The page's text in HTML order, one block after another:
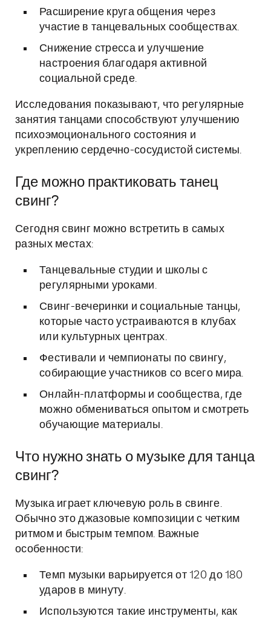
Расширение круга общения через
участие в танцевальных сообществах.
Снижение стресса и улучшение
настроения благодаря активной
социальной среде.
Исследования показывают, что регулярные
занятия танцами способствуют улучшению
психоэмоционального состояния и
укреплению сердечно-сосудистой системы.
Где можно практиковать танец
свинг?
Сегодня свинг можно встретить в самых
разных местах:
Танцевальные студии и школы с
регулярными уроками.
Свинг-вечеринки и социальные танцы,
которые часто устраиваются в клубах
или культурных центрах.
Фестивали и чемпионаты по свингу,
собирающие участников со всего мира.
Онлайн-платформы и сообщества, где
можно обмениваться опытом и смотреть
обучающие материалы.
Что нужно знать о музыке для танца
свинг?
Музыка играет ключевую роль в свинге.
Обычно это джазовые композиции с четким
ритмом и быстрым темпом. Важные
особенности:
Темп музыки варьируется от 120 до 180
ударов в минуту.
Используются такие инструменты, как